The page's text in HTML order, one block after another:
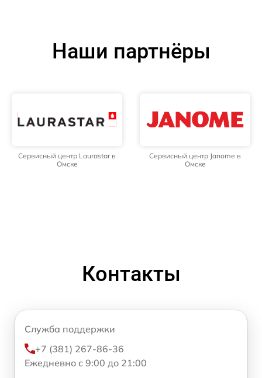
Наши партнёры
Сервисный центр Laurastar в
Омске
Сервисный центр Janome в
Омске
Контакты
Служба поддержки
+7 (381) 267-86-36
Ежедневно с 9:00 до 21:00